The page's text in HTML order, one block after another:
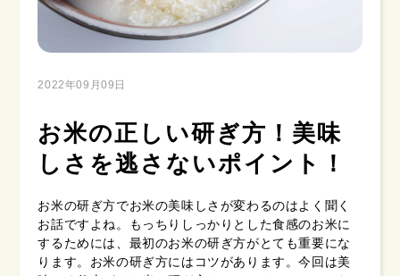
2022年09月09日
お米の正しい研ぎ方！美味
しさを逃さないポイント！
お米の研ぎ方でお米の美味しさが変わるのはよく聞く
お話ですよね。もっちりしっかりとした食感のお米に
するためには、最初のお米の研ぎ方がとても重要にな
ります。お米の研ぎ方にはコツがあります。今回は美